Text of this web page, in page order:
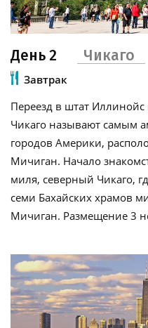
День 2 Чикаго
Завтрак
Переезд в штат
Чикаго называют самым
городов Америки,
Мичиган. Начало
миля, северный Чикаго,
семи Бахайских храмов
Мичиган. Размещение 3